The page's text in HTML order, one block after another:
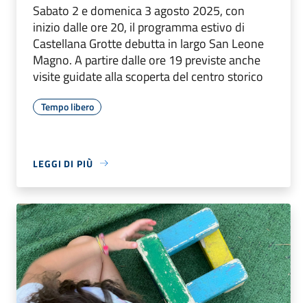
Sabato 2 e domenica 3 agosto 2025, con
inizio dalle ore 20, il programma estivo di
Castellana Grotte debutta in largo San Leone
Magno. A partire dalle ore 19 previste anche
visite guidate alla scoperta del centro storico
Tempo libero
LEGGI DI PIÙ